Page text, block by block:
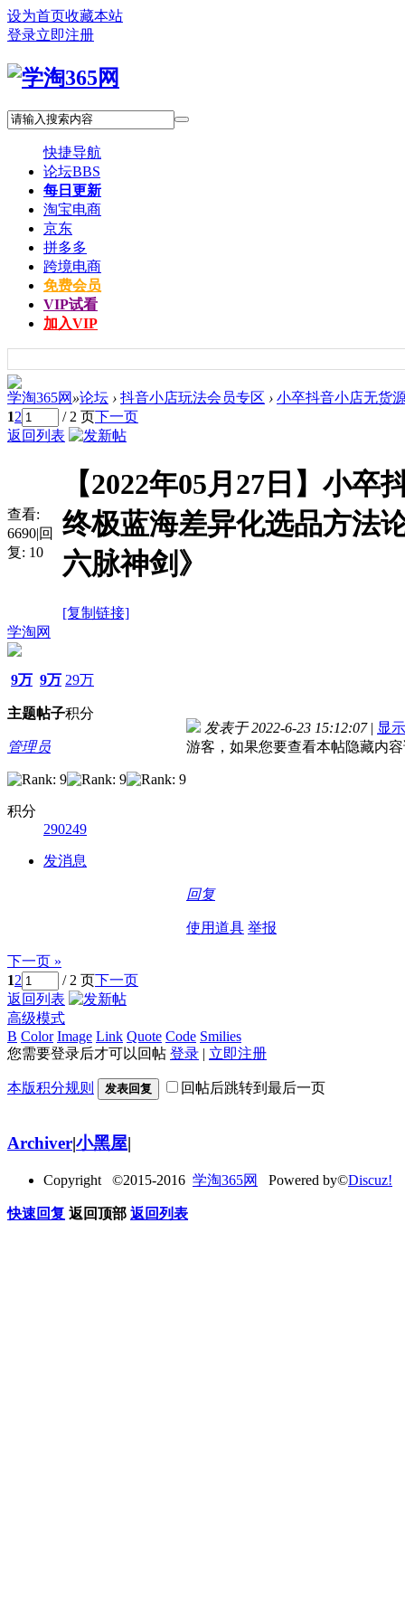
设为首页收藏本站
登录立即注册
快捷导航
论坛BBS
每日更新
淘宝电商
京东
拼多多
跨境电商
免费会员
VIP试看
加入VIP
学淘365网 »论坛 › 抖音小店玩法会员专区 › 小卒抖音小店无货
12 / 2 页下一页
返回列表
查看:
6690|回
复: 10
【2022年05月27日】小
终极蓝海差异化选品方法
六脉神剑》
[复制链接]
学淘网
9万
主题
9万
帖子
29万
积分
管理员
积分
290249
发消息
发表于 2022-6-23 15:12:07 | 显
游客，如果您要查看本帖隐藏内
回复
使用道具 举报
下一页 »
12 / 2 页下一页
返回列表
高级模式
B Color Image Link Quote Code Smilies
您需要登录后才可以回帖 登录 | 立即注册
本版积分规则 发表回复 回帖后跳转到最后一页
Archiver|小黑屋|
Copyright ©2015-2016 学淘365网 Powered by©Discuz!
快速回复 返回顶部 返回列表